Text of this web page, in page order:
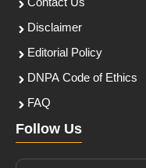
Contact Us
Disclaimer
Editorial Policy
DNPA Code of Ethics
FAQ
Follow Us